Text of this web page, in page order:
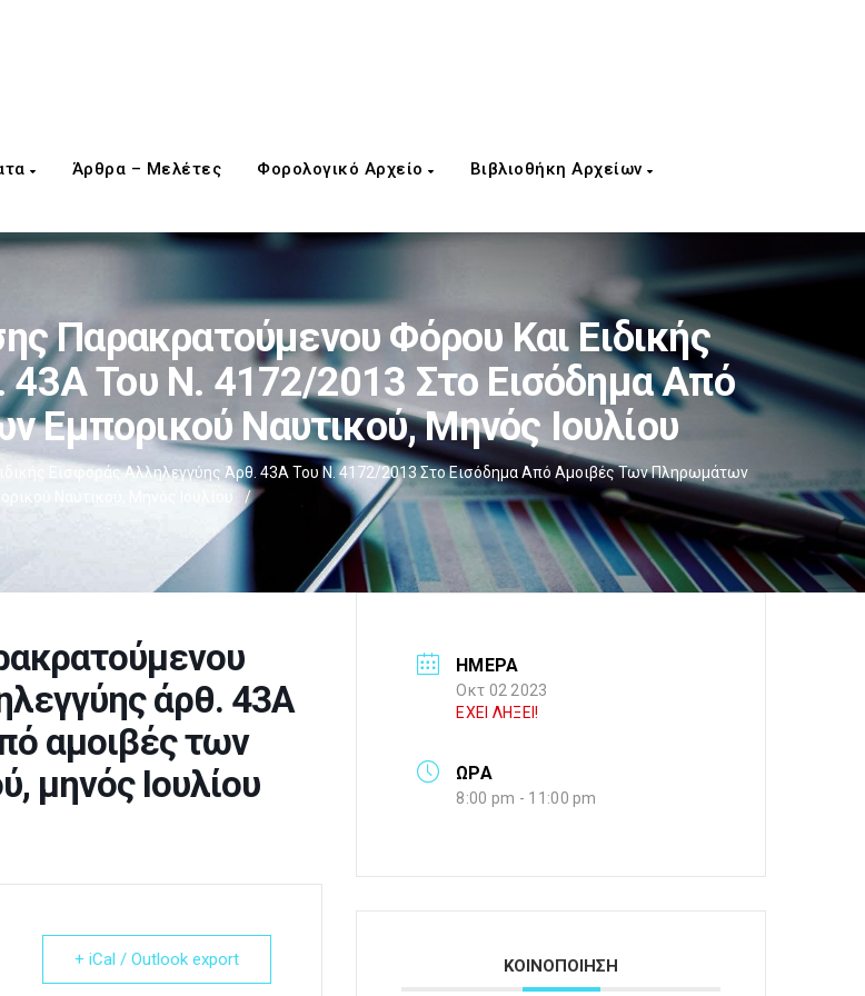
Άρθρα – Μελέτες Φορολογικό Αρχείο Βιβλιοθήκη Αρχείων
Παρακρατούμενου Φόρου Και Ειδικής
Του Ν. 4172/2013 Στο Εισόδημα Από
Ναυτικού, Μηνός Ιουλίου
Εισφοράς Αλληλεγγύης Άρθ. 43Α Του Ν. 4172/2013 Στο Εισόδημα Από Αμοιβές Των Πληρωμάτων
/
άρθ. 43Α
αμοιβές των
μηνός Ιουλίου
+ iCal / Outlook export
ΗΜΕΡΑ
Οκτ 02 2023
ΕΧΕΙ ΛΗΞΕΙ!
ΩΡΑ
8:00 pm - 11:00 pm
ΚΟΙΝΟΠΟΙΗΣΗ